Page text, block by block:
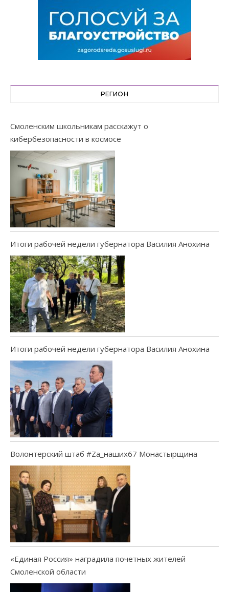
РЕГИОН
Смоленским школьникам расскажут о
кибербезопасности в космосе
Итоги рабочей недели губернатора Василия Анохина
Итоги рабочей недели губернатора Василия Анохина
Волонтерский штаб #Za_наших67 Монастырщина
«Единая Россия» наградила почетных жителей
Смоленской области